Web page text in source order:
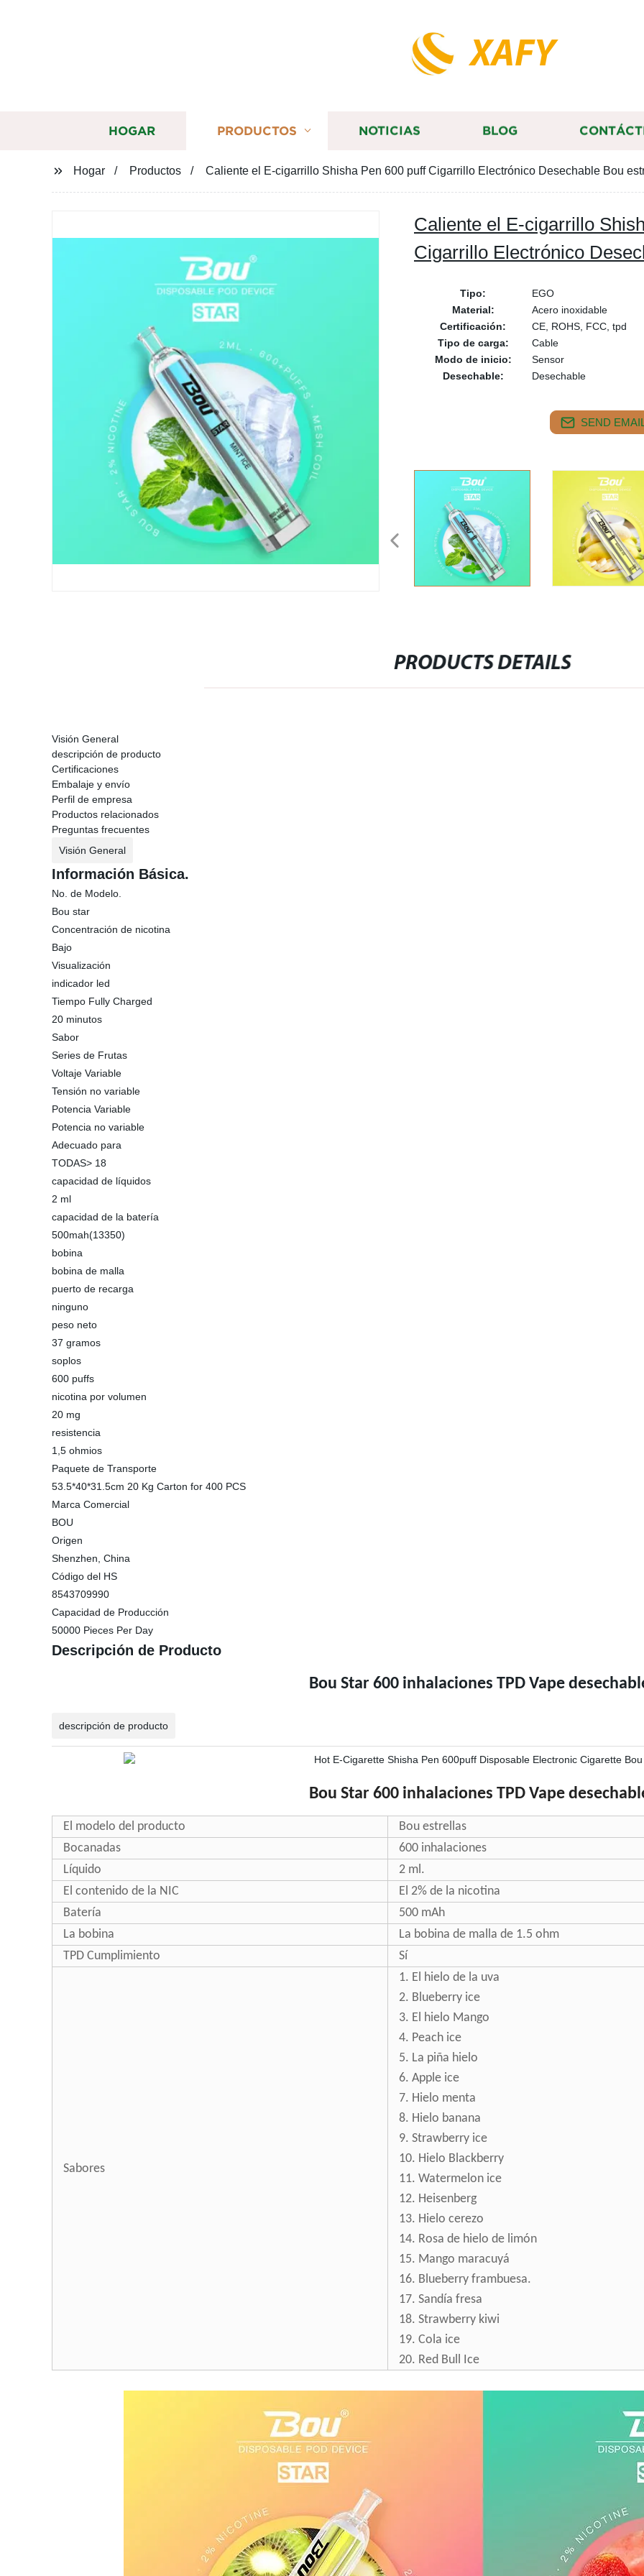
XAFY
HOGAR PRODUCTOS NOTICIAS BLOG
Hogar Productos Caliente el E-cigarrillo Shisha Pen 600 puff Cigarrillo Electrónico Desechable Bou
Caliente el E-cigarrillo
Cigarrillo Electrónico
Tipo:
EGO
Material:
Acero inoxidable
Certificación:
CE, ROHS, FCC, tpd
Tipo de carga:
Cable
Modo de inicio:
Sensor
Desechable:
Desechable
SEND
PRODUCTS DETAILS
Visión General
descripción de producto
Certificaciones
Embalaje y envío
Perfil de empresa
Productos relacionados
Preguntas frecuentes
Visión General
Información Básica.
No. de Modelo.
Bou star
Concentración de nicotina
Bajo
Visualización
indicador led
Tiempo Fully Charged
20 minutos
Sabor
Series de Frutas
Voltaje Variable
Tensión no variable
Potencia Variable
Potencia no variable
Adecuado para
TODAS> 18
capacidad de líquidos
2 ml
capacidad de la batería
500mah(13350)
bobina
bobina de malla
puerto de recarga
ninguno
peso neto
37 gramos
soplos
600 puffs
nicotina por volumen
20 mg
resistencia
1,5 ohmios
Paquete de Transporte
53.5*40*31.5cm 20 Kg Carton for 400 PCS
Marca Comercial
BOU
Origen
Shenzhen, China
Código del HS
8543709990
Capacidad de Producción
50000 Pieces Per Day
Descripción de Producto
Bou Star 600 inhalaciones TPD Vape
descripción de producto
Bou Star 600 inhalaciones TPD Vape
El modelo del producto
Bou estrellas
Bocanadas
600 inhalaciones
Líquido
2 ml.
El contenido de la NIC
El 2% de la nicotina
Batería
500 mAh
La bobina
La bobina de malla de 1.5 ohm
TPD Cumplimiento
Sí
Sabores
1. El hielo de la uva
2. Blueberry ice
3. El hielo Mango
4. Peach ice
5. La piña hielo
6. Apple ice
7. Hielo menta
8. Hielo banana
9. Strawberry ice
10. Hielo Blackberry
11. Watermelon ice
12. Heisenberg
13. Hielo cerezo
14. Rosa de hielo de limón
15. Mango maracuyá
16. Blueberry frambuesa.
17. Sandía fresa
18. Strawberry kiwi
19. Cola ice
20. Red Bull Ice